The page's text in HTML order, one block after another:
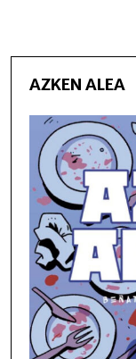
AZKEN ALEA